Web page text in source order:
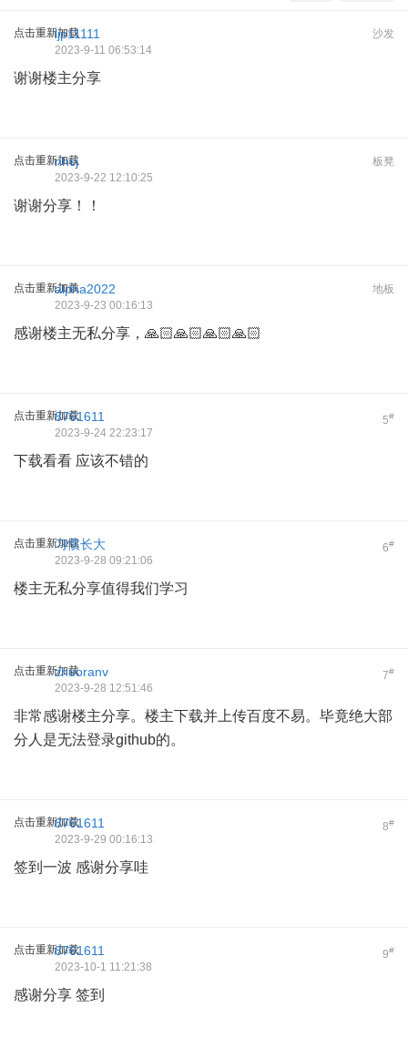
点击重新加载 沙发
ljp11111
2023-9-11 06:53:14
谢谢楼主分享
点击重新加载 板凳
nhcj
2023-9-22 12:10:25
谢谢分享！！
点击重新加载 地板
alpha2022
2023-9-23 00:16:13
感谢楼主无私分享，🙏🏻🙏🏻🙏🏻🙏🏻
点击重新加载 5#
8761611
2023-9-24 22:23:17
下载看看 应该不错的
点击重新加载 6#
习惯长大
2023-9-28 09:21:06
楼主无私分享值得我们学习
点击重新加载 7#
zhuoranv
2023-9-28 12:51:46
非常感谢楼主分享。楼主下载并上传百度不易。毕竟绝大部
分人是无法登录github的。
点击重新加载 8#
8761611
2023-9-29 00:16:13
签到一波 感谢分享哇
点击重新加载 9#
8761611
2023-10-1 11:21:38
感谢分享 签到